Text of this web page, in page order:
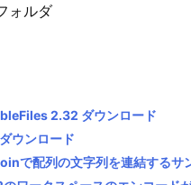
ォルダ
2.32 ダウンロード
ウンロード
で配列の文字列を連結するサ